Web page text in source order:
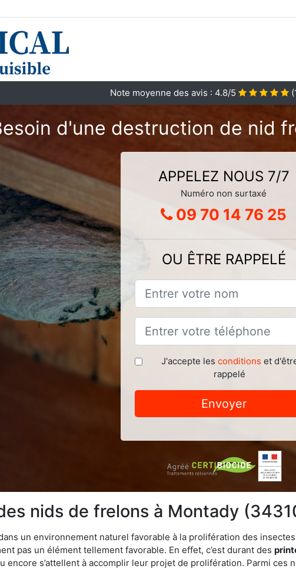
Note moyenne des avis : 4.8/5 (
d'une destruction de nid
APPELEZ NOUS 7/7
Numéro non surtaxé
09 70 14 76 25
OU ÊTRE RAPPELÉ
J'accepte les conditions et
rappelé
Envoyer
nids de frelons à Montady
un environnement naturel favorable à la prolifération des
pas un élément tellement favorable. En effet, c’est durant des
encore s’attellent à accomplir leur projet de prolifération. Parmi